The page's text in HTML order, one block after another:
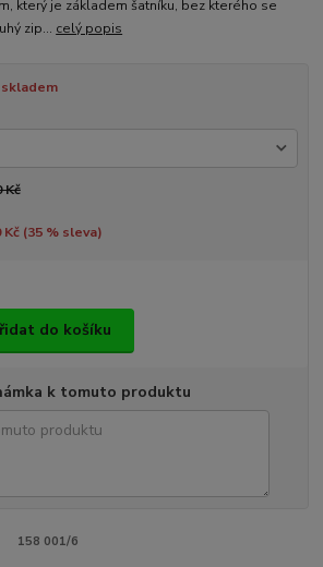
který je základem šatníku, bez kterého se
zip... celý popis
skladem
Kč
Kč (35% sleva)
do košíku
k tomuto produktu
158 001/6